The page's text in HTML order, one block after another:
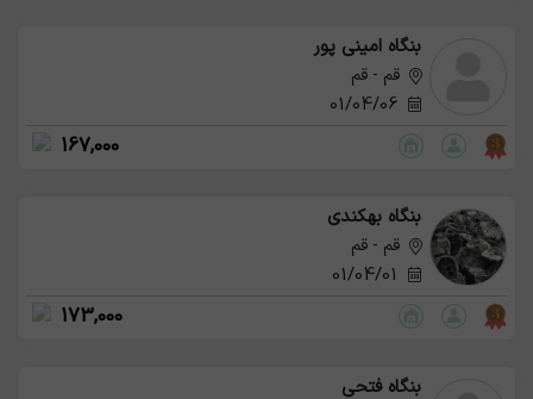
بنگاه امینی پور
قم - قم
01/04/06
167,000
بنگاه بهکندی
قم - قم
173,000
بنگاه فتحی